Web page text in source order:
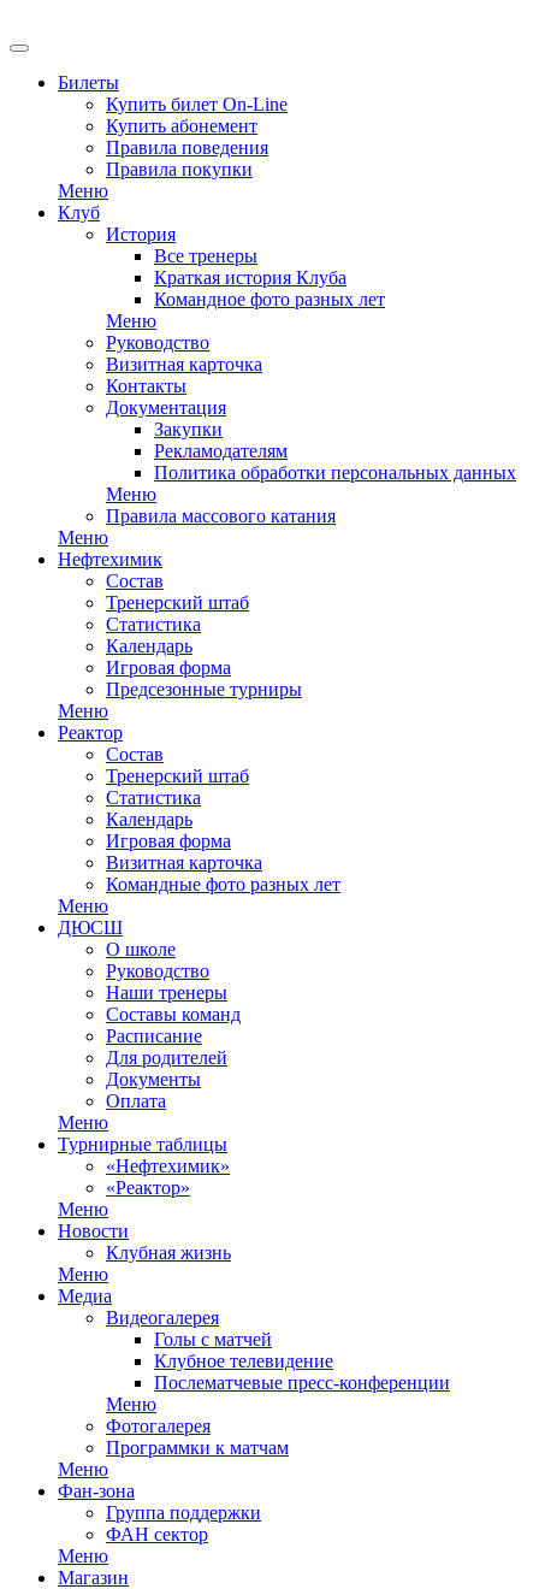
Билеты
Купить билет On-Line
Купить абонемент
Правила поведения
Правила покупки
Меню
Клуб
История
Все тренеры
Краткая история Клуба
Командное фото разных лет
Меню
Руководство
Визитная карточка
Контакты
Документация
Закупки
Рекламодателям
Политика обработки персональных данных
Меню
Правила массового катания
Меню
Нефтехимик
Состав
Тренерский штаб
Статистика
Календарь
Игровая форма
Предсезонные турниры
Меню
Реактор
Состав
Тренерский штаб
Статистика
Календарь
Игровая форма
Визитная карточка
Командные фото разных лет
Меню
ДЮСШ
О школе
Руководство
Наши тренеры
Составы команд
Расписание
Для родителей
Документы
Оплата
Меню
Турнирные таблицы
«Нефтехимик»
«Реактор»
Меню
Новости
Клубная жизнь
Меню
Медиа
Видеогалерея
Голы с матчей
Клубное телевидение
Послематчевые пресс-конференции
Меню
Фотогалерея
Программки к матчам
Меню
Фан-зона
Группа поддержки
ФАН сектор
Меню
Магазин